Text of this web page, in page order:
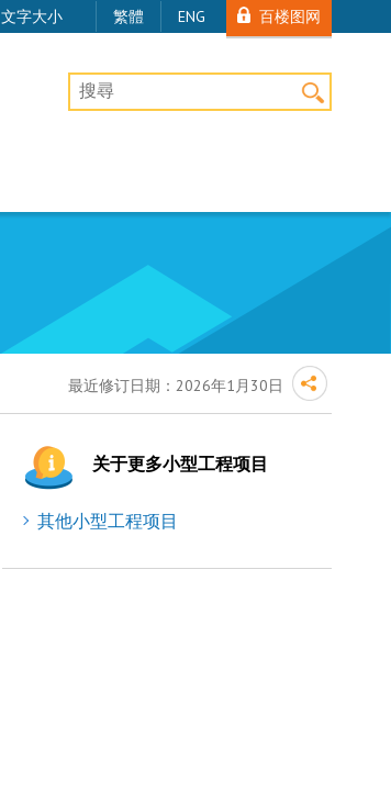
文字大小 繁體 ENG 百楼图网
桌上版网站搜寻
最近修订日期：2026年1月30日
关于更多小型工程项目
其他小型工程项目